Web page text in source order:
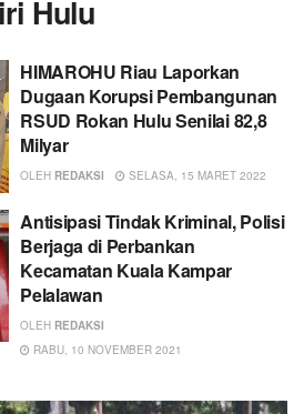
Hulu
HIMAROHU Riau Laporkan
Dugaan Korupsi Pembangunan
RSUD Rokan Hulu Senilai 82,8
Milyar
OLEH REDAKSI SELASA, 15 MARET 2022
Antisipasi Tindak Kriminal, Polisi
Berjaga di Perbankan
Kecamatan Kuala Kampar
Pelalawan
OLEH REDAKSI
RABU, 10 NOVEMBER 2021